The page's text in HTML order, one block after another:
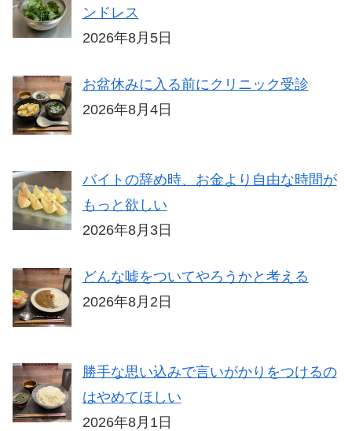
ンドレス
2026年8月5日
お盆休みに入る前にクリニック受診
2026年8月4日
バイトの辞め時、お金より自由な時間が
もっと欲しい
2026年8月3日
どんな嘘をついてやろうかと考える
2026年8月2日
勝手な思い込みで言いがかりをつけるの
はやめてほしい
2026年8月1日